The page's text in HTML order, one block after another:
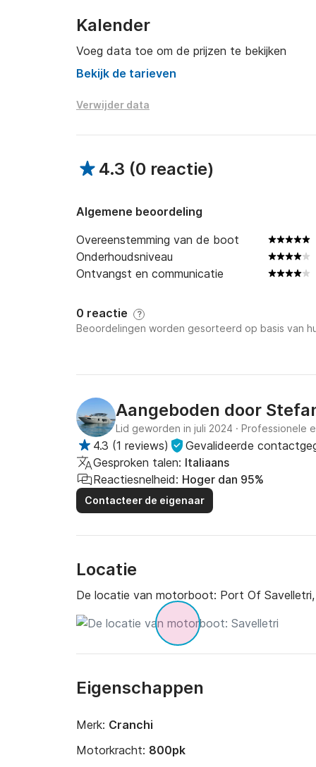
Kalender
Voeg data toe om de prijzen te bekijken
Bekijk de tarieven
Verwijder data
4.3 (0 reactie)
Algemene beoordeling
Overeenstemming van de boot
Onderhoudsniveau
Ontvangst en communicatie
0 reactie ?
Beoordelingen worden gesorteerd op basis van
Aangeboden door
Lid geworden in juli 2024 · Professionele
4.3 (1 reviews)
Gevalideerde
Gesproken talen: Italiaans
Reactiesnelheid: Hoger dan 95%
Contacteer de eigenaar
Locatie
De locatie van motorboot: Port Of
Eigenschappen
Merk: Cranchi
Motorkracht: 800pk